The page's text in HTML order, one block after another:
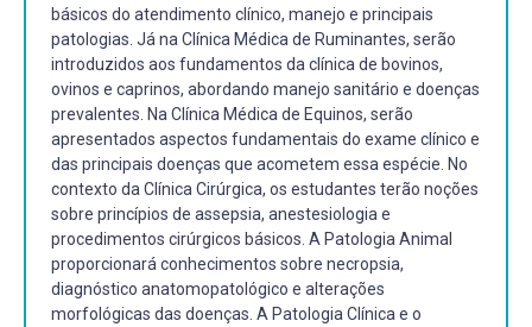
básicos do atendimento clínico, manejo e principais
patologias. Já na Clínica Médica de Ruminantes, serão
introduzidos aos fundamentos da clínica de bovinos,
ovinos e caprinos, abordando manejo sanitário e doenças
prevalentes. Na Clínica Médica de Equinos, serão
apresentados aspectos fundamentais do exame clínico e
das principais doenças que acometem essa espécie. No
contexto da Clínica Cirúrgica, os estudantes terão noções
sobre princípios de assepsia, anestesiologia e
procedimentos cirúrgicos básicos. A Patologia Animal
proporcionará conhecimentos sobre necropsia,
diagnóstico anatomopatológico e alterações
morfológicas das doenças. A Patologia Clínica e o